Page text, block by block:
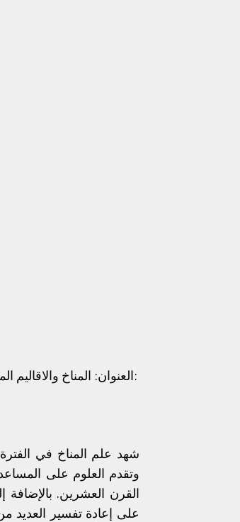
شهد علم المناخ في
وتقدم العلوم على
القرن العشرين. بالإضافة
على إعادة تفسير العديد